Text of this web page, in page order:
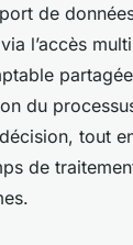
de
l’accès
du
tout
de